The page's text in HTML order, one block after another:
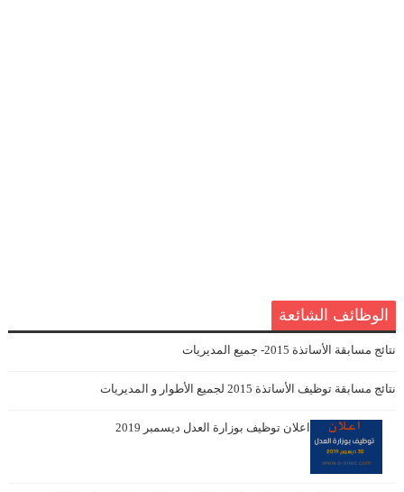
الوظائف الشائعة
نتائج مسابقة الأساتذة 2015- جميع المديريات
نتائج مسابقة توظيف الأساتذة 2015 لجميع الأطوار و المديريات
اعلان توظيف بوزارة العدل ديسمبر 2019